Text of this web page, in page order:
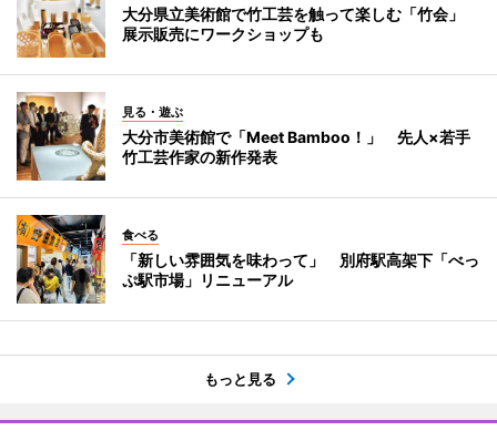
大分県立美術館で竹工芸を触って楽しむ「竹会」
展示販売にワークショップも
見る・遊ぶ
大分市美術館で「Meet Bamboo！」 先人×若手
竹工芸作家の新作発表
食べる
「新しい雰囲気を味わって」 別府駅高架下「べっ
ぷ駅市場」リニューアル
もっと見る